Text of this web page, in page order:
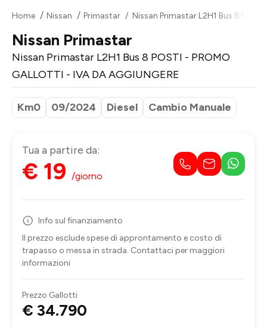
Home Nissan Primastar Nissan Primastar L2H1 Bus 8 POSTI
Nissan Primastar
Nissan Primastar L2H1 Bus 8 POSTI - PROMO
GALLOTTI - IVA DA AGGIUNGERE
Km0 09/2024 Diesel Cambio Manuale
Tua a partire da:
€ 19 /giorno
Info sul finanziamento
Il prezzo esclude spese di approntamento e costo di
trapasso o messa in strada. Contattaci per maggiori
informazioni
Prezzo Gallotti
€ 34.790